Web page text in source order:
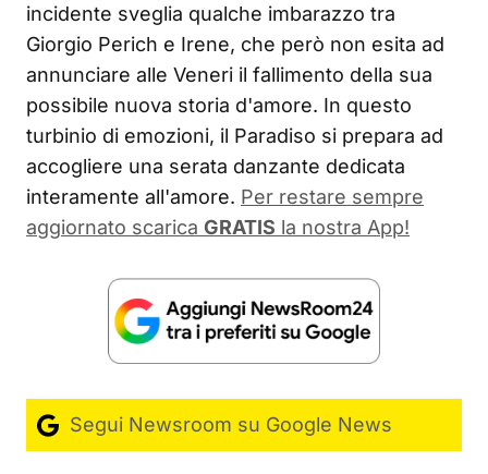
incidente sveglia qualche imbarazzo tra
Giorgio Perich e Irene, che però non esita ad
annunciare alle Veneri il fallimento della sua
possibile nuova storia d'amore. In questo
turbinio di emozioni, il Paradiso si prepara ad
accogliere una serata danzante dedicata
interamente all'amore. Per restare sempre
aggiornato scarica GRATIS la nostra App!
Segui Newsroom su Google News